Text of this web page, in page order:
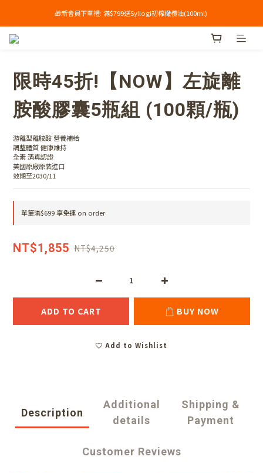
單筆滿$699享免運🔥
🎁新會員下單禮: 滿$799送Syllogi初榨橄欖油(100ml)
限時45折!【NOW】左旋離
胺酸膠囊5瓶組 (100顆/瓶)
游離型離胺酸 營養補給
調整體質 健康維持
全素 清真認證
美國原廠原裝進口
效期至2030/11
單筆滿$699 享免運 on order
NT$1,855 NT$4,250
ADD TO CART BUY NOW
Add to Wishlist
Description
Additional
details
Shipping &
Payment
Customer Reviews